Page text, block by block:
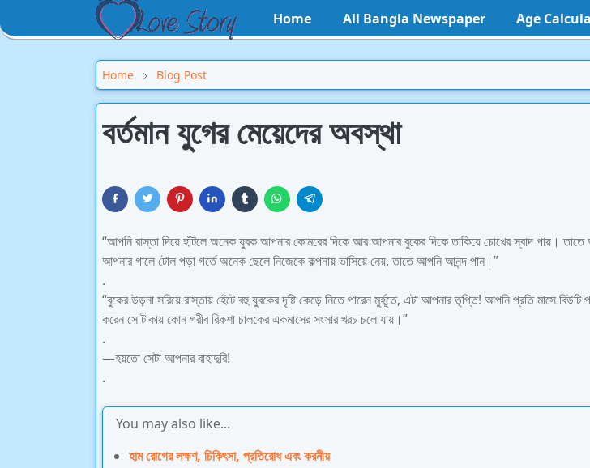
Home All Bangla Newspaper Age
Home Blog Post
বর্তমান যুগের মেয়েদের অবস্থা
“আপনি রাস্তা দিয়ে হাঁটলে অনেক যুবক আপনার কোমরের দিকে আর আপনার বুকের দিকে তাকিয়ে চোখের স্বাদ পায়।
আপনার গালে টোল পড়া গর্তে অনেক ছেলে নিজেকে কল্পনায় ভাসিয়ে নেয়, তাতে আপনি আনন্দ পান।”
.
“বুকের উড়না সরিয়ে রাস্তায় হেঁটে বহু যুবকের দৃষ্টি কেড়ে নিতে পারেন মুর্হূতে, এটা আপনার তৃপ্তি! আপনি প্রতি মাসে বিউটি
করেন সে টাকায় কোন গরীব রিকশা চালকের একমাসের সংসার খরচ চলে যায়।”
.
—হয়তো সেটা আপনার বাহাদুরি!
.
You may also like...
হাম রোগের লক্ষণ, চিকিৎসা, প্রতিরোধ এবং করনীয়